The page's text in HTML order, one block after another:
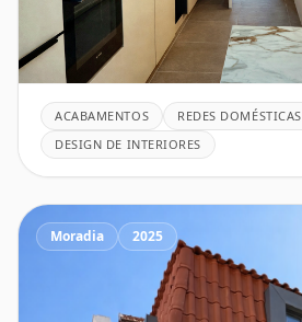
ACABAMENTOS
REDES DOMÉSTICAS
DESIGN DE INTERIORES
Moradia 2025